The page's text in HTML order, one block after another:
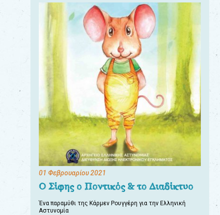
01 Φεβρουαρίου 2021
Ο Σίφης ο Ποντικός & το Διαδίκτυο
Ένα παραμύθι της Κάρμεν Ρουγγέρη για την Ελληνική
Αστυνομία